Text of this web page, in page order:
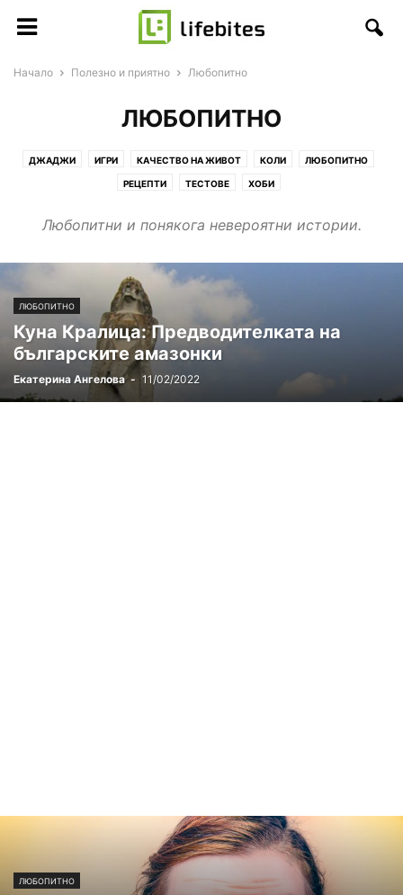
Начало Полезно и приятно Любопитно
ЛЮБОПИТНО
ДЖАДЖИ ИГРИ КАЧЕСТВО НА ЖИВОТ КОЛИ ЛЮБОПИТНО
РЕЦЕПТИ ТЕСТОВЕ ХОБИ
Любопитни и понякога невероятни истории.
ЛЮБОПИТНО
Куна Кралица: Предводителката на
българските амазонки
Екатерина Ангелова - 11/02/2022
ЛЮБОПИТНО